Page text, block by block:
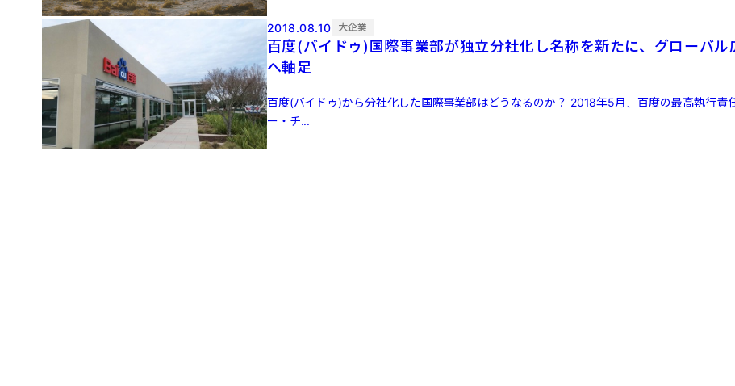
2018.08.10 大企業
百度(バイドゥ)国際事業部が独立分社化し名称を新たに、グローバル
へ軸足
百度(バイドゥ)から分社化した国際事業部はどうなるのか？ 2018年5月、百度の最高執行責
ー・チ...